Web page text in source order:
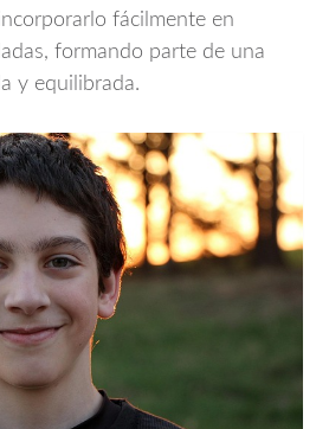
fácilmente en
formando parte de una
y equilibrada.